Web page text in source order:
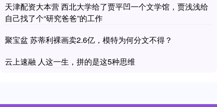
天津配资大本营 西北大学给了贾平凹一个文学馆，贾浅浅给
自己找了个“研究爸爸”的工作
聚宝盆 苏蒂利裸画卖2.6亿，模特为何分文不得？
云上速融 人这一生，拼的是这5种思维